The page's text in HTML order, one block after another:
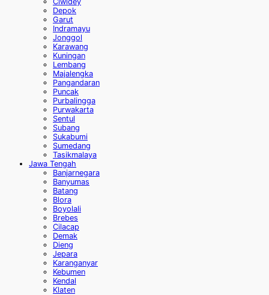
Depok
Garut
Indramayu
Jonggol
Karawang
Kuningan
Lembang
Majalengka
Pangandaran
Puncak
Purbalingga
Purwakarta
Sentul
Subang
Sukabumi
Sumedang
Tasikmalaya
Jawa Tengah
Banjarnegara
Banyumas
Batang
Blora
Boyolali
Brebes
Cilacap
Demak
Dieng
Jepara
Karanganyar
Kebumen
Kendal
Klaten